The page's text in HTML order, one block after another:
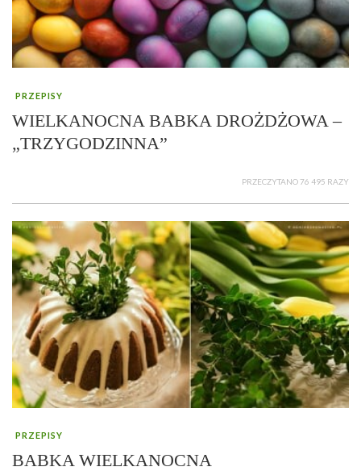
PRZEPISY
WIELKANOCNA BABKA DROŻDŻOWA –
„TRZYGODZINNA”
PRZECZYTANO 76 495 RAZY
PRZEPISY
BABKA WIELKANOCNA